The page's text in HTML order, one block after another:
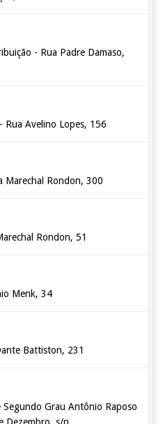
- Rua Padre Damaso,
Rua Avelino Lopes, 156
Marechal Rondon, 300
Rondon, 51
Menk, 34
Battiston, 231
Segundo Grau Antônio Raposo